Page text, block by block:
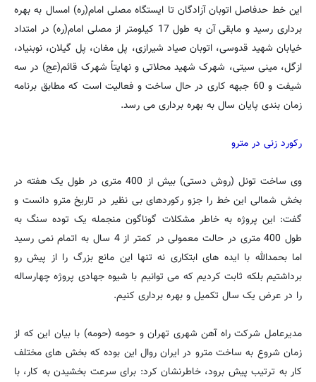
این خط حدفاصل اتوبان آزادگان تا ایستگاه مصلی امام(ره) امسال به بهره
برداری رسید و مابقی آن به طول 17 کیلومتر از مصلی امام(ره) در امتداد
خیابان شهید قدوسی، اتوبان صیاد شیرازی، پل مغان، پل گیلان، نوبنیاد،
ازگل، مینی سیتی، شهرک شهید محلاتی و نهایتاً شهرک قائم(عج) در سه
شیفت و 60 جبهه کاری در حال ساخت و فعالیت است که مطابق برنامه
زمان بندی پایان سال به بهره برداری می رسد.
رکورد زنی در مترو
وی ساخت تونل (روش دستی) بیش از 400 متری در طول یک هفته در
بخش شمالی این خط را جزو رکوردهای بی نظیر در تاریخ مترو دانست و
گفت: این پروژه به خاطر مشکلات گوناگون منجمله یک توده سنگ به
طول 400 متری در حالت معمولی در کمتر از 4 سال به اتمام نمی رسید
اما بحمدالله با ایده های ابتکاری نه تنها این مانع بزرگ را از پیش رو
برداشتیم بلکه ثابت کردیم که می توانیم با شیوه جهادی پروژه چهارساله
را در عرض یک سال تکمیل و بهره برداری کنیم.
مدیرعامل شرکت راه آهن شهری تهران و حومه (حومه) با بیان این که از
زمان شروع به ساخت مترو در ایران روال این بوده که بخش های مختلف
کار به ترتیب پیش برود، خاطرنشان کرد: برای سرعت بخشیدن به کار، با